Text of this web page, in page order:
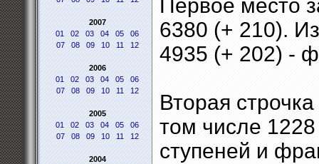
2007
01
02 03 04 05
06
07
08 09 10 11 12
2006
01
02 03 04 05
06
07
08 09 10 11 12
2005
01
02 03 04 05
06
07
08 09 10 11 12
2004
Первое место
6380 (+ 210).
4935 (+ 202) -
Вторая
том числе
ступеней и